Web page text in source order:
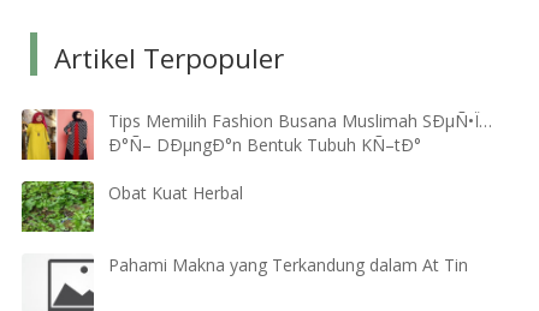
Artikel Terpopuler
Tips Memilih Fashion Busana Muslimah SÐµÑ•Ï…
Ð°Ñ– DÐµngÐ°n Bentuk Tubuh KÑ–tÐ°
Obat Kuat Herbal
Pahami Makna yang Terkandung dalam At Tin